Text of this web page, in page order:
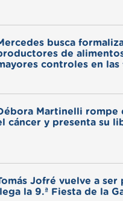
busca
de
controles en las
Martinelli rompe
cáncer y presenta su
Jofré vuelve a
llega la 9.ª Fiesta de la